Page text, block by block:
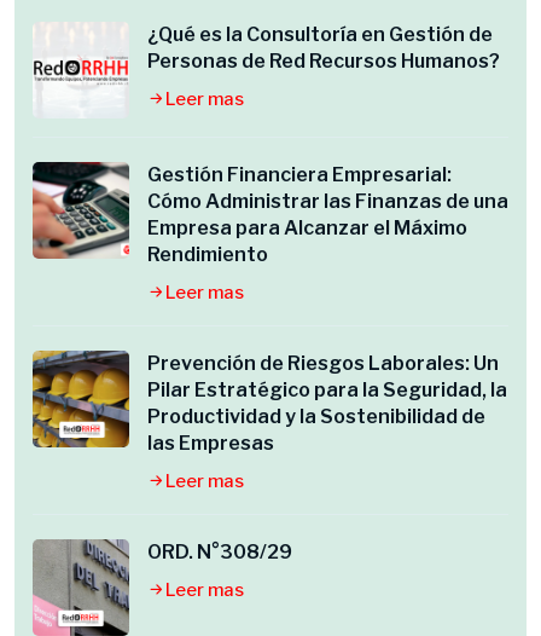
¿Qué es la Consultoría en Gestión de
Personas de Red Recursos Humanos?
Leer mas
Gestión Financiera Empresarial:
Cómo Administrar las Finanzas de una
Empresa para Alcanzar el Máximo
Rendimiento
Leer mas
Prevención de Riesgos Laborales: Un
Pilar Estratégico para la Seguridad, la
Productividad y la Sostenibilidad de
las Empresas
Leer mas
ORD. N°308/29
Leer mas